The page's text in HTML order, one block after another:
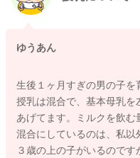
ゆうあん
生後１ヶ月すぎの男の子を
授乳は混合で、基本母乳を
あげてます。ミルクを飲む
混合にしているのは、私以
３歳の上の子がいるのです